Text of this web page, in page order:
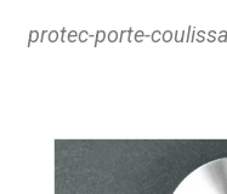
protec-porte-